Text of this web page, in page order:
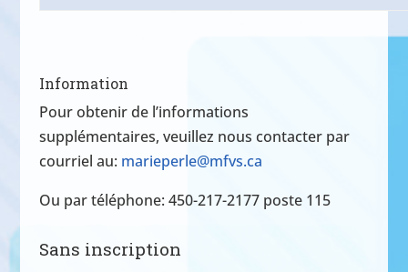
Information
Pour obtenir de l’informations
supplémentaires, veuillez nous contacter par
courriel au: marieperle@mfvs.ca
Ou par téléphone: 450-217-2177 poste 115
Sans inscription